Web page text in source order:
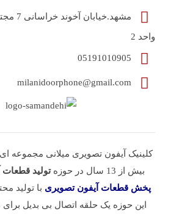
واحد 2
کلینیک آیفون تصویری میلانی مجموعه ای
بیش از 13 سال در حوزه
تولید قطعات
پخش قطعات آیفون تصویری با تولید
این حوزه یک حلقه اتصال بی بدیل